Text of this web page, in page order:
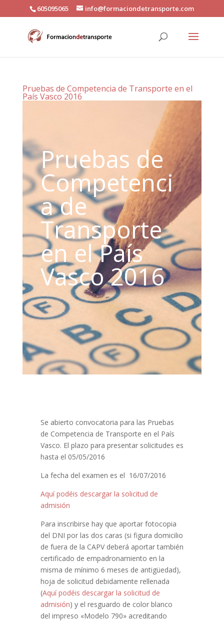
605095065 info@formaciondetransporte.com
Pruebas de Competencia de Transporte en el
País Vasco 2016
Pruebas de
Competenci
a de
Transporte
en el País
Vasco 2016
Se abierto convocatoria para las Pruebas
de Competencia de Transporte en el País
Vasco. El plazo para presentar solicitudes es
hasta el 05/05/2016
La fecha del examen es el 16/07/2016
Aquí podéis descargar la solicitud de
admisión
Para inscribirse hay que aportar fotocopia
del DNI por las dos caras (si figura domicilio
de fuera de la CAPV deberá aportar también
certificado de empadronamiento en la
misma de mínimo 6 meses de antigüedad),
hoja de solicitud debidamente rellenada
(Aquí podéis descargar la solicitud de
admisión) y el resguardo de color blanco
del impreso «Modelo 790» acreditando